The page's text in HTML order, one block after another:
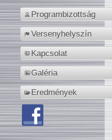
Programbizottság
Versenyhelyszín
Kapcsolat
Galéria
Eredmények